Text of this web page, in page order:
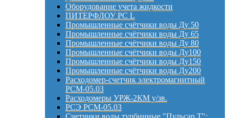
Оборудование учета жидкости
ПИТЕРФЛОУ РС L
Промышленные счётчики воды Ду 50
Промышленные счётчики воды Ду 65
Промышленные счётчики воды Ду 80
Промышленные счётчики воды Ду100
Промышленные счётчики воды Ду150
Промышленные счётчики воды Ду200
Расходомер-счетчик электромагнитный
РСМ-05.03
Расходомеры УРЖ-2КМ у/зв.
РСЭ РСМ-05.03
Счетчики воды турбинные "Пульсар Т";